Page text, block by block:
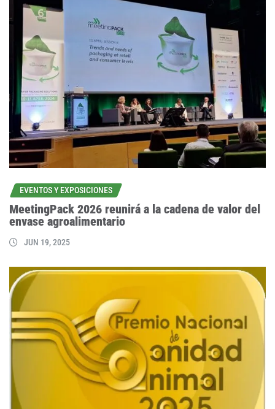
EVENTOS Y EXPOSICIONES
MeetingPack 2026 reunirá a la cadena de valor del
envase agroalimentario
JUN 19, 2025